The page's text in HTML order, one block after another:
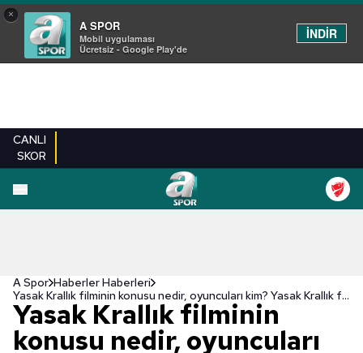
×
A SPOR
Mobil uygulaması
Ücretsiz - Google Play'de
İNDİR
CANLI
SKOR
A Spor Haberler Haberleri
Yasak Krallık filminin konusu nedir, oyuncuları kim? Yasak Krallık filmi ne zaman çekildi?
Yasak Krallık filminin
konusu nedir, oyuncuları